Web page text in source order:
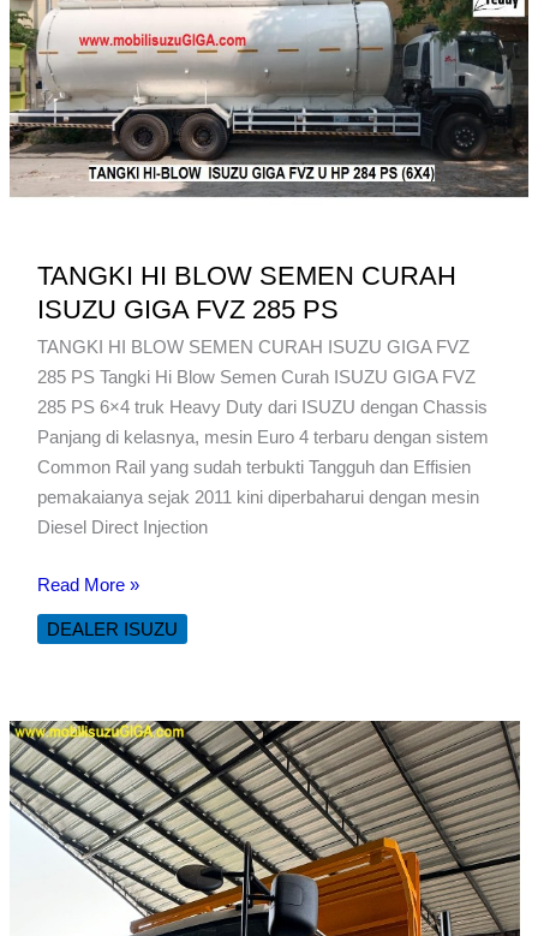
TANGKI HI BLOW SEMEN CURAH
ISUZU GIGA FVZ 285 PS
TANGKI HI BLOW SEMEN CURAH ISUZU GIGA FVZ
285 PS Tangki Hi Blow Semen Curah ISUZU GIGA FVZ
285 PS 6×4 truk Heavy Duty dari ISUZU dengan Chassis
Panjang di kelasnya, mesin Euro 4 terbaru dengan sistem
Common Rail yang sudah terbukti Tangguh dan Effisien
pemakaianya sejak 2011 kini diperbaharui dengan mesin
Diesel Direct Injection
TANGKI
HI
BLOW
ISUZU
GIGA
FVZ
285
PS
Read More »
DEALER ISUZU